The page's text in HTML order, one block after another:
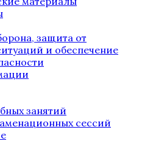
защита от
и обеспечение
занятий
сессий